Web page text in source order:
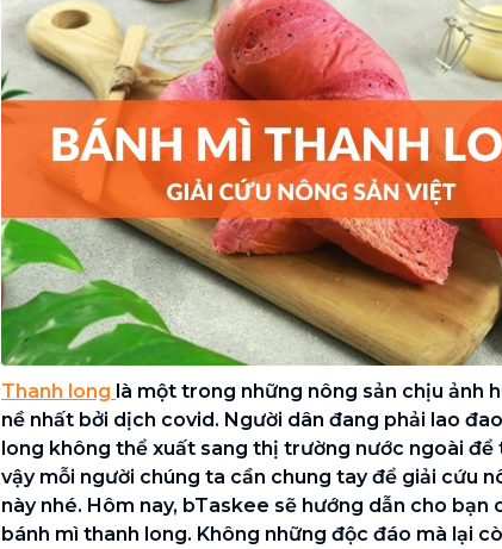
Chuyển nhà trọn gói, không lo dọn
dẹp nơi đi nơi đến
Vệ sinh công nghiệp NEW
Vệ sinh chuyên nghiệp cho văn
phòng, nhà xưởng, công trình lớn
Thanh long là một trong những nông sản chịu ảnh
nề nhất bởi dịch covid. Người dân đang phải lao
long không thể xuất sang thị trường nước ngoài để
vậy mỗi người chúng ta cần chung tay để giải cứu
này nhé. Hôm nay, bTaskee sẽ hướng dẫn cho bạn
bánh mì thanh long. Không những độc đáo mà lại